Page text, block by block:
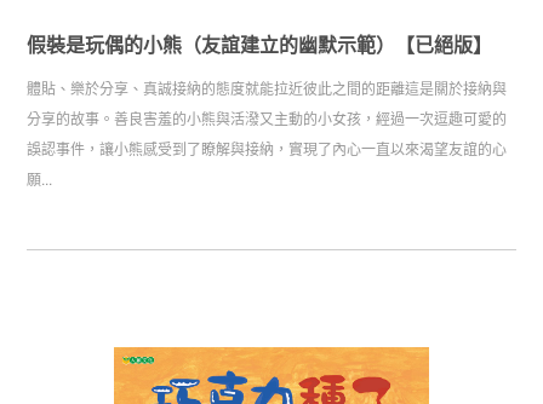
假裝是玩偶的小熊（友誼建立的幽默示範）【已絕版】
體貼、樂於分享、真誠接納的態度就能拉近彼此之間的距離這是關於接納與
分享的故事。善良害羞的小熊與活潑又主動的小女孩，經過一次逗趣可愛的
誤認事件，讓小熊感受到了瞭解與接納，實現了內心一直以來渴望友誼的心
願...